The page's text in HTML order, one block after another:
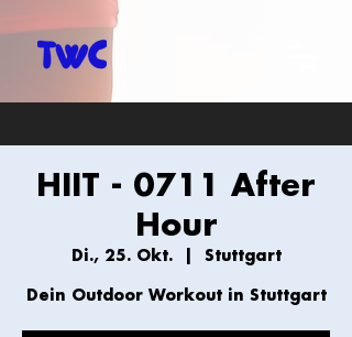
HIIT - 0711 After
Hour
Di., 25. Okt.
  |
Stuttgart
Dein Outdoor Workout in Stuttgart